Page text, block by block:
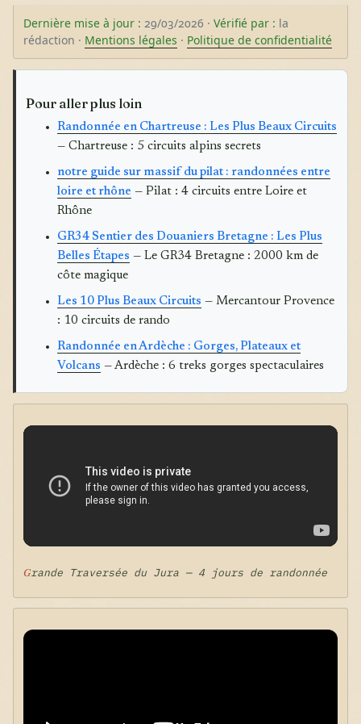
Dernière mise à jour : 29/03/2026 · Vérifié par : la
rédaction · Mentions légales · Politique de confidentialité
Pour aller plus loin
Randonnée en Chartreuse : Les Plus Beaux Circuits
— Chartreuse : 5 circuits alpins secrets
notre guide sur massif du pilat : randonnées entre
loire et rhône — Pilat : 4 circuits entre Loire et
Rhône
GR34 Sentier des Douaniers Bretagne : Les Plus
Belles Étapes — Le GR34 Bretagne : 2000 km de
côte magique
Les 10 Plus Beaux Circuits — Mercantour Provence
: 10 circuits de rando
Randonnée en Ardèche : Gorges, Plateaux et
Volcans — Ardèche : 6 treks gorges spectaculaires
Grande Traversée du Jura — 4 jours de randonnée